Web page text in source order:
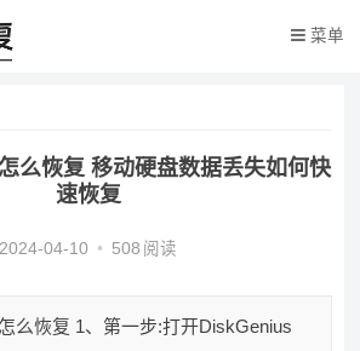
菜单
么恢复 移动硬盘数据丢失如何快
速恢复
2024-04-10 • 508 阅读
么恢复 1、第一步:打开DiskGenius